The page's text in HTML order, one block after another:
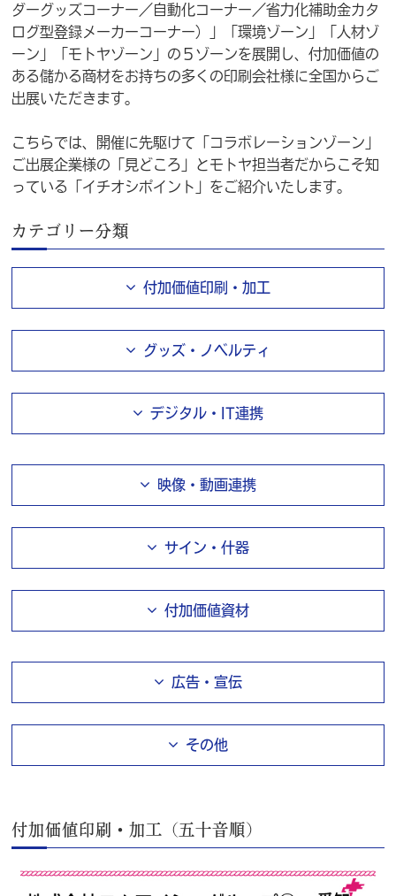
ダーグッズコーナー／自動化コーナー／省力化補助金カタ
ログ型登録メーカーコーナー）」「環境ゾーン」「人材ゾ
ーン」「モトヤゾーン」の５ゾーンを展開し、付加価値の
ある儲かる商材をお持ちの多くの印刷会社様に全国からご
出展いただきます。
こちらでは、開催に先駆けて「コラボレーションゾーン」
ご出展企業様の「見どころ」とモトヤ担当者だからこそ知
っている「イチオシポイント」をご紹介いたします。
カテゴリー分類
付加価値印刷・加工
グッズ・ノベルティ
デジタル・IT連携
映像・動画連携
サイン・什器
付加価値資材
広告・宣伝
その他
付加価値印刷・加工（五十音順）